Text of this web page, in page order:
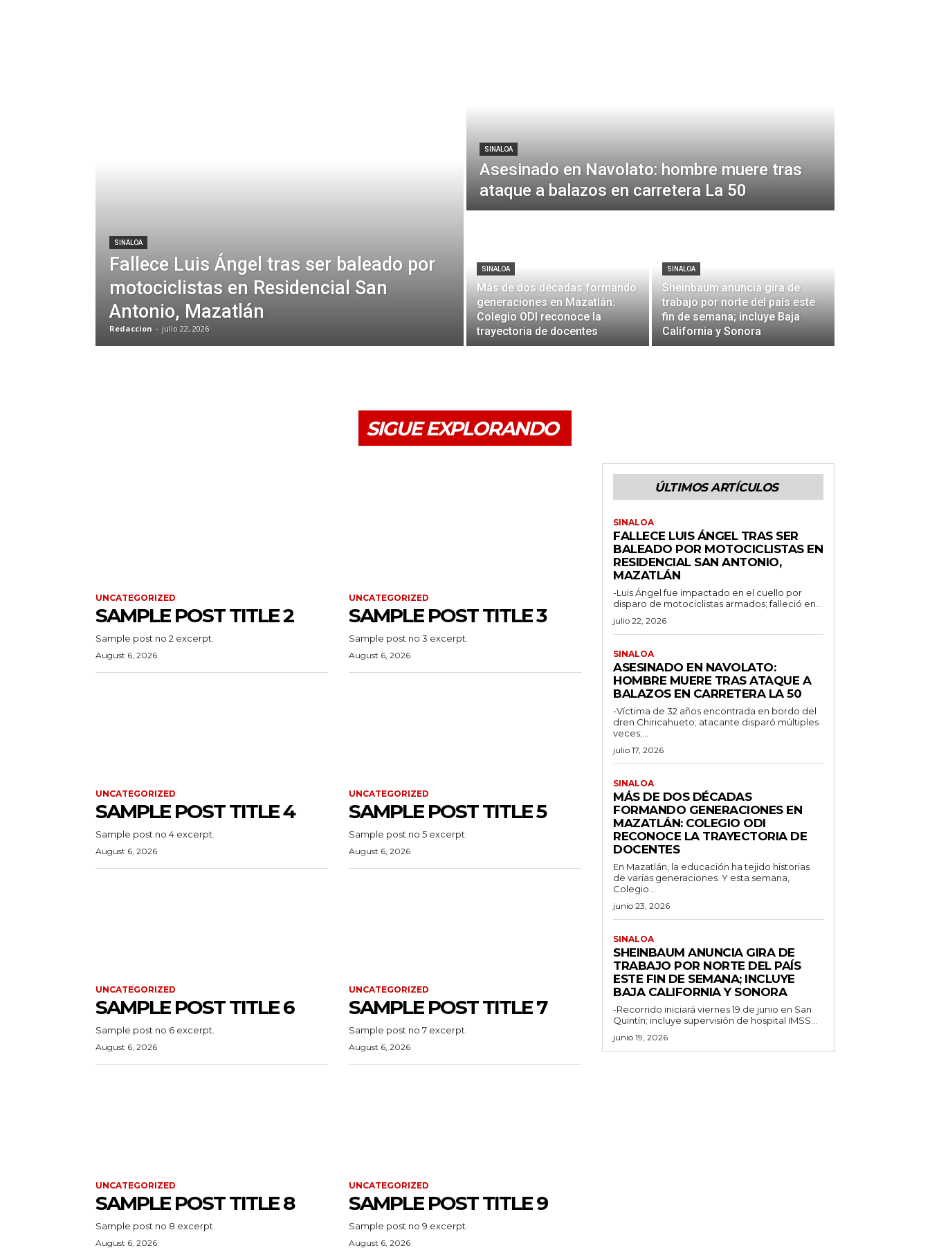
SINALOA
Fallece Luis Ángel tras ser baleado por
motociclistas en Residencial San
Antonio, Mazatlán
Redaccion - julio 22, 2026
SINALOA
Asesinado en Navolato: hombre muere tras
ataque a balazos en carretera La 50
SINALOA
Más de dos décadas formando
generaciones en Mazatlán:
Colegio ODI reconoce la
trayectoria de docentes
SINALOA
Sheinbaum anuncia gira de
trabajo por norte del país este
fin de semana; incluye Baja
California y Sonora
SIGUE EXPLORANDO
UNCATEGORIZED
SAMPLE POST TITLE 2
Sample post no 2 excerpt.
August 6, 2026
UNCATEGORIZED
SAMPLE POST TITLE 3
Sample post no 3 excerpt.
August 6, 2026
UNCATEGORIZED
SAMPLE POST TITLE 4
Sample post no 4 excerpt.
August 6, 2026
UNCATEGORIZED
SAMPLE POST TITLE 5
Sample post no 5 excerpt.
August 6, 2026
UNCATEGORIZED
SAMPLE POST TITLE 6
Sample post no 6 excerpt.
August 6, 2026
UNCATEGORIZED
SAMPLE POST TITLE 7
Sample post no 7 excerpt.
August 6, 2026
UNCATEGORIZED
SAMPLE POST TITLE 8
Sample post no 8 excerpt.
August 6, 2026
UNCATEGORIZED
SAMPLE POST TITLE 9
Sample post no 9 excerpt.
August 6, 2026
ÚLTIMOS ARTÍCULOS
SINALOA
FALLECE LUIS ÁNGEL TRAS SER
BALEADO POR MOTOCICLISTAS EN
RESIDENCIAL SAN ANTONIO,
MAZATLÁN
-Luis Ángel fue impactado en el cuello por
disparo de motociclistas armados; falleció en...
julio 22, 2026
SINALOA
ASESINADO EN NAVOLATO:
HOMBRE MUERE TRAS ATAQUE A
BALAZOS EN CARRETERA LA 50
-Víctima de 32 años encontrada en bordo del
dren Chiricahueto; atacante disparó múltiples
veces;...
julio 17, 2026
SINALOA
MÁS DE DOS DÉCADAS
FORMANDO GENERACIONES EN
MAZATLÁN: COLEGIO ODI
RECONOCE LA TRAYECTORIA DE
DOCENTES
En Mazatlán, la educación ha tejido historias
de varias generaciones. Y esta semana,
Colegio...
junio 23, 2026
SINALOA
SHEINBAUM ANUNCIA GIRA DE
TRABAJO POR NORTE DEL PAÍS
ESTE FIN DE SEMANA; INCLUYE
BAJA CALIFORNIA Y SONORA
-Recorrido iniciará viernes 19 de junio en San
Quintín; incluye supervisión de hospital IMSS...
junio 19, 2026